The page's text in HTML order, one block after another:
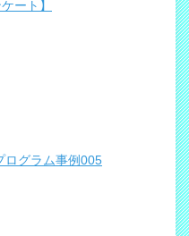
ート】
ログラム事例005